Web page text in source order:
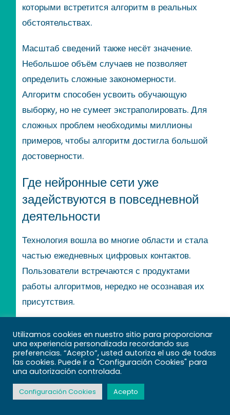
которыми встретится алгоритм в реальных
обстоятельствах.
Масштаб сведений также несёт значение.
Небольшое объём случаев не позволяет
определить сложные закономерности.
Алгоритм способен усвоить обучающую
выборку, но не сумеет экстраполировать. Для
сложных проблем необходимы миллионы
примеров, чтобы алгоритм достигла большой
достоверности.
Где нейронные сети уже
задействуются в повседневной
деятельности
Технология вошла во многие области и стала
частью ежедневных цифровых контактов.
Пользователи встречаются с продуктами
работы алгоритмов, нередко не осознавая их
присутствия.
направлениях:
Голосовые ассистенты
идентифицируют речь и выполняют
инструкции.
Utilizamos cookies en nuestro sitio para proporcionar
una experiencia personalizada recordando sus
preferencias. “Acepto”, usted autoriza el uso de todas
las cookies. Puede ir a "Configuración Cookies" para
una autorización controlada.
Configuración Cookies Acepto